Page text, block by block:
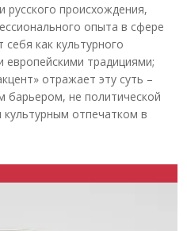
русского происхождения,
опыта в сфере
как культурного
европейскими традициями;
отражает эту суть –
барьером, не политической
отпечатком в